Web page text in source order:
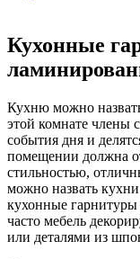
Кухонные
Кухню можно
этой комнате члены
события дня и
помещении должна
стильностью,
можно назвать
кухонные
часто мебель
или деталями из